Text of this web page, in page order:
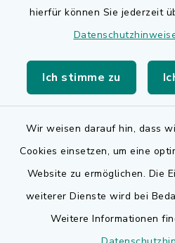
hierfür können Sie jederzeit
Ich stimme zu
Wir weisen darauf hin, dass
Cookies einsetzen, um eine
Website zu ermöglichen. Die
weiterer Dienste wird bei
Weitere Informationen
BayernPortal
Landkreis Erlangen-